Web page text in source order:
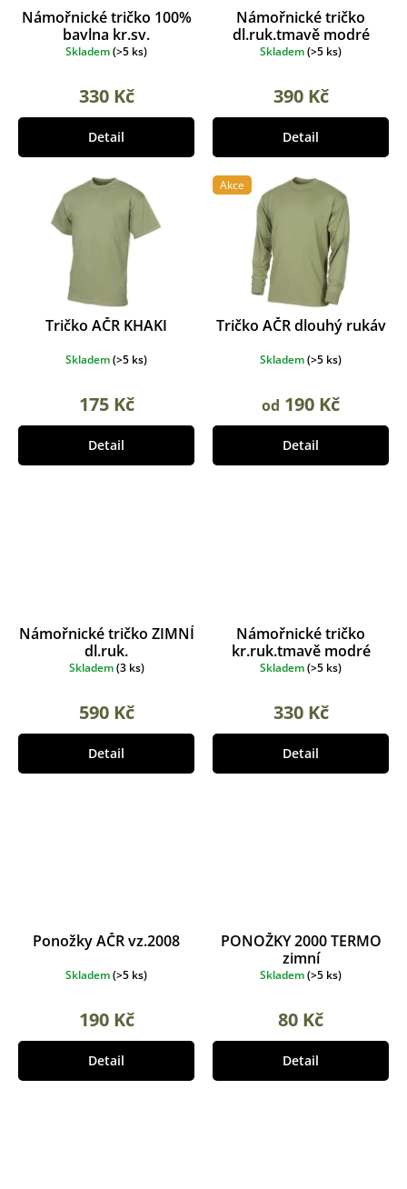
Námořnické tričko 100%
bavlna kr.sv.
Skladem(>5 ks)
330 Kč
Detail
Námořnické tričko
dl.ruk.tmavě modré
Skladem(>5 ks)
390 Kč
Detail
Tričko AČR KHAKI
Skladem(>5 ks)
175 Kč
Detail
Akce
Tričko AČR dlouhý rukáv
Skladem(>5 ks)
od 190 Kč
Detail
Námořnické tričko ZIMNÍ
dl.ruk.
Skladem(3 ks)
590 Kč
Detail
Námořnické tričko
kr.ruk.tmavě modré
Skladem(>5 ks)
330 Kč
Detail
Ponožky AČR vz.2008
Skladem(>5 ks)
190 Kč
Detail
PONOŽKY 2000 TERMO
zimní
Skladem(>5 ks)
80 Kč
Detail